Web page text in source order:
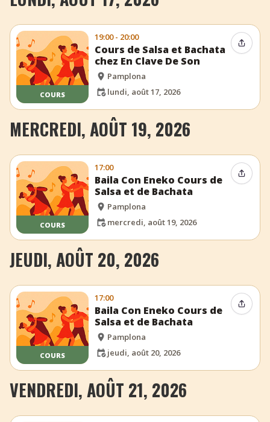
COURS
19:00 - 20:00
Cours de Salsa et Bachata
chez En Clave De Son
Pamplona
lundi, août 17, 2026
MERCREDI, AOÛT 19, 2026
COURS
17:00
Baila Con Eneko Cours de
Salsa et de Bachata
Pamplona
mercredi, août 19, 2026
JEUDI, AOÛT 20, 2026
COURS
17:00
Baila Con Eneko Cours de
Salsa et de Bachata
Pamplona
jeudi, août 20, 2026
VENDREDI, AOÛT 21, 2026